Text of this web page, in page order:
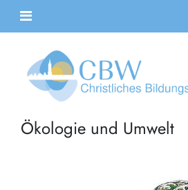
Ökologie und Umwelt